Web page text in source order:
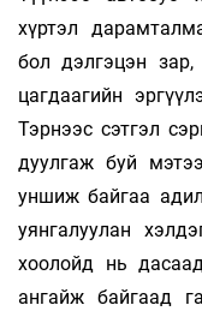
хүртэл
бол дэлгэцэн зар,
цаг­даагийн
Тэрнээс сэтгэл
дуулгаж буй
уншиж байгаа
уянгалуулан
хоолойд нь
ангайж байгаад